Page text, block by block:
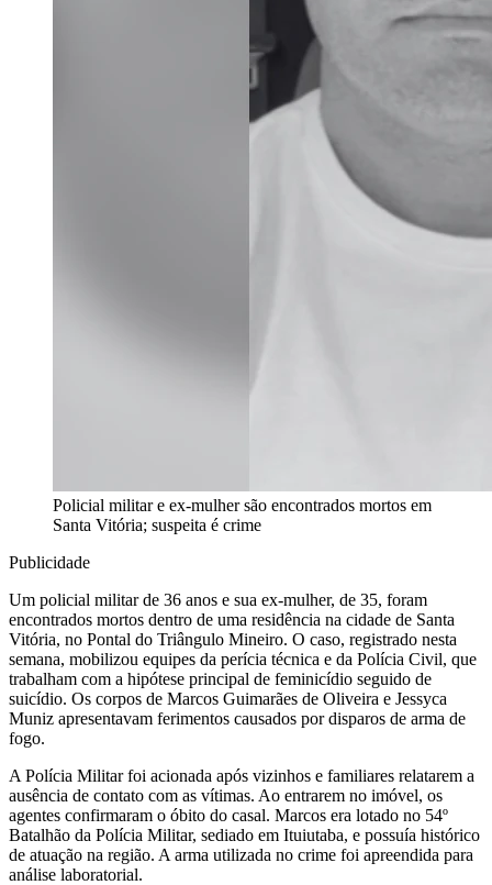
Policial militar e ex-mulher são encontrados mortos em
Santa Vitória; suspeita é crime
Publicidade
Um policial militar de 36 anos e sua ex-mulher, de 35, foram
encontrados mortos dentro de uma residência na cidade de Santa
Vitória, no Pontal do Triângulo Mineiro. O caso, registrado nesta
semana, mobilizou equipes da perícia técnica e da Polícia Civil, que
trabalham com a hipótese principal de feminicídio seguido de
suicídio. Os corpos de Marcos Guimarães de Oliveira e Jessyca
Muniz apresentavam ferimentos causados por disparos de arma de
fogo.
A Polícia Militar foi acionada após vizinhos e familiares relatarem a
ausência de contato com as vítimas. Ao entrarem no imóvel, os
agentes confirmaram o óbito do casal. Marcos era lotado no 54º
Batalhão da Polícia Militar, sediado em Ituiutaba, e possuía histórico
de atuação na região. A arma utilizada no crime foi apreendida para
análise laboratorial.